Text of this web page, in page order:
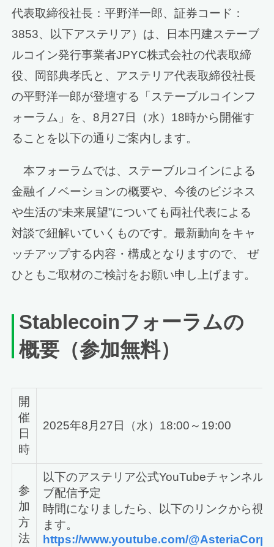
代表取締役社長：平野洋一郎、証券コード：
3853、以下アステリア）は、日本円建ステーブ
ルコイン発行事業者JPYC株式会社の代表取締
役、岡部典孝氏と、アステリア代表取締役社長
の平野洋一郎が登壇する「ステーブルコインフ
ォーラム」を、8月27日（水）18時から開催す
ることを以下の通りご案内します。
本フォーラムでは、ステーブルコインによる
金融イノベーションの概要や、今後のビジネス
や生活の“未来展望”についても両社代表による
対談で紐解いていくものです。最新動向をキャ
ッチアップする内容・構成となりますので、 ぜ
ひともご取材のご検討をお願い申し上げます。
Stablecoinフォーラムの
概要 （参加無料）
開
催
日
時
2025年8月27日（水）18:00～19:00
参
加
方
法
以下のアステリア公式YouTubeチャンネル
ブ配信予定
時間になりましたら、以下のリンクから視
ます。
https://www.youtube.com/